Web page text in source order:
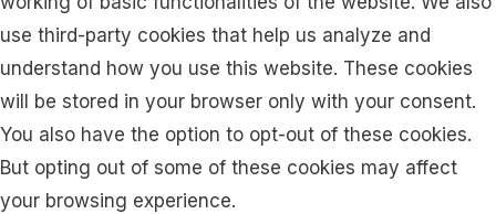
use third-party cookies that help us analyze and
understand how you use this website. These cookies
will be stored in your browser only with your consent.
You also have the option to opt-out of these cookies.
But opting out of some of these cookies may affect
your browsing experience.